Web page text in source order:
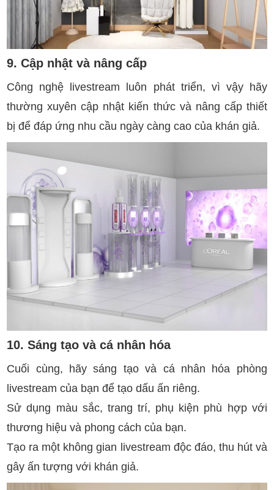
9. Cập nhật và nâng cấp
Công nghệ livestream luôn phát triển, vì vậy hãy
thường xuyên cập nhật kiến thức và nâng cấp thiết
bị để đáp ứng nhu cầu ngày càng cao của khán giả.
10. Sáng tạo và cá nhân hóa
Cuối cùng, hãy sáng tạo và cá nhân hóa phòng
livestream của bạn để tạo dấu ấn riêng.
Sử dụng màu sắc, trang trí, phụ kiện phù hợp với
thương hiệu và phong cách của bạn.
Tạo ra một không gian livestream độc đáo, thu hút và
gây ấn tượng với khán giả.